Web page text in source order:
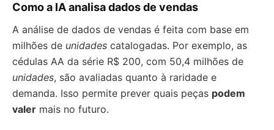
Como a IA analisa dados de vendas
A análise de dados de vendas é feita com base em
milhões de unidades catalogadas. Por exemplo, as
cédulas AA da série R$ 200, com 50,4 milhões de
unidades, são avaliadas quanto à raridade e
demanda. Isso permite prever quais peças podem
valer mais no futuro.